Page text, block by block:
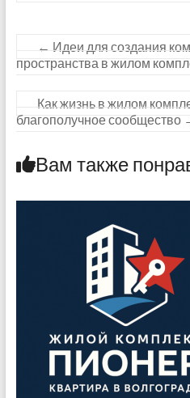
← Идеи для создания
пространства в жилом
Как жизнь в жилом
благополучное сообщество
Вам также